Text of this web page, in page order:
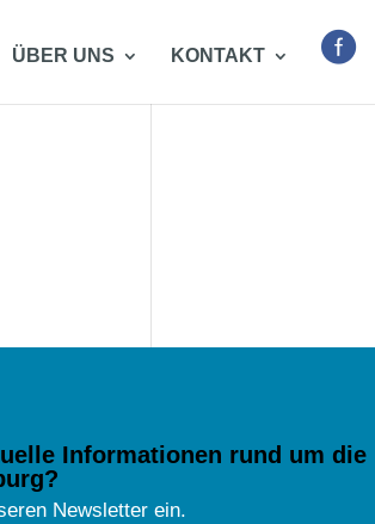
ÜBER UNS KONTAKT 
Informationen rund um die
Newsletter ein.